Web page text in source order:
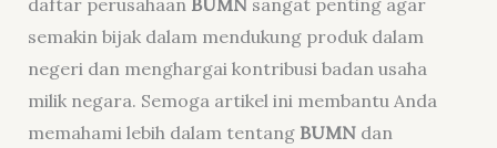
semakin bijak dalam mendukung produk dalam
negeri dan menghargai kontribusi badan usaha
milik negara. Semoga artikel ini membantu Anda
memahami lebih dalam tentang BUMNdan